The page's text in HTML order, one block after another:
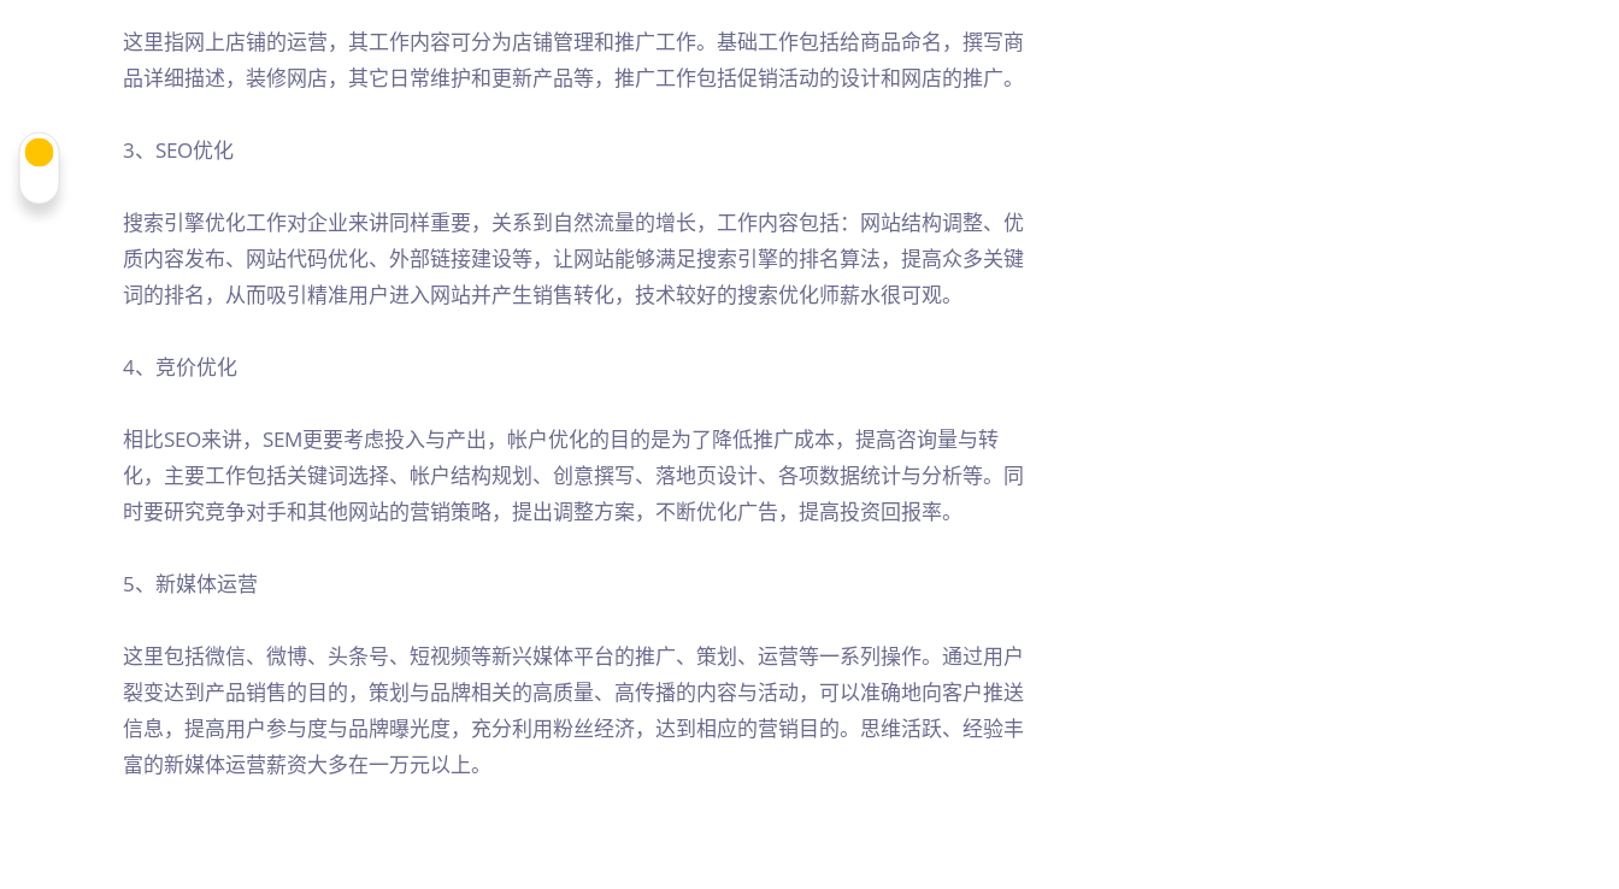
这里指网上店铺的运营，其工作内容可分为店铺管理和推广工作。基础工作包括给商品命名，撰写商
品详细描述，装修网店，其它日常维护和更新产品等，推广工作包括促销活动的设计和网店的推广。
3、SEO优化
搜索引擎优化工作对企业来讲同样重要，关系到自然流量的增长，工作内容包括：网站结构调整、优
质内容发布、网站代码优化、外部链接建设等，让网站能够满足搜索引擎的排名算法，提高众多关键
词的排名，从而吸引精准用户进入网站并产生销售转化，技术较好的搜索优化师薪水很可观。
4、竞价优化
相比SEO来讲，SEM更要考虑投入与产出，帐户优化的目的是为了降低推广成本，提高咨询量与转
化，主要工作包括关键词选择、帐户结构规划、创意撰写、落地页设计、各项数据统计与分析等。同
时要研究竞争对手和其他网站的营销策略，提出调整方案，不断优化广告，提高投资回报率。
5、新媒体运营
这里包括微信、微博、头条号、短视频等新兴媒体平台的推广、策划、运营等一系列操作。通过用户
裂变达到产品销售的目的，策划与品牌相关的高质量、高传播的内容与活动，可以准确地向客户推送
信息，提高用户参与度与品牌曝光度，充分利用粉丝经济，达到相应的营销目的。思维活跃、经验丰
富的新媒体运营薪资大多在一万元以上。